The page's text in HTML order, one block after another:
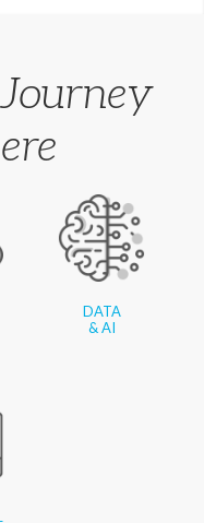
DATA
& AI